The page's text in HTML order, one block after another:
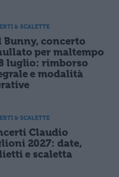
& SCALETTE
Bunny, concerto
per maltempo
luglio: rimborso
e modalità
& SCALETTE
Claudio
2027: date,
e scaletta